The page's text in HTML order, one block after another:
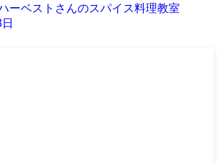
ーベストさんのスパイス料理教室